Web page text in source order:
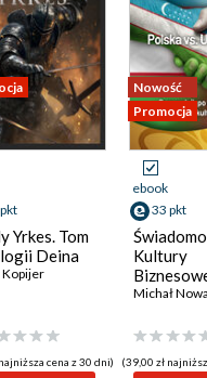
Yrkes. Tom
Deina
Kopijer
cena z 30 dni)
Nowość
Promocja
ebook
33 pkt
Kultury
Polska vs.
Michał
(39,00 zł